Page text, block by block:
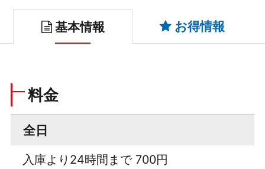
基本情報 お得情報
料金
全日
入庫より24時間まで 700円